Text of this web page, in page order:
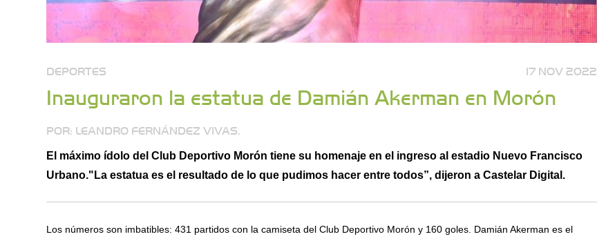
DEPORTES 17 NOV 2022
Inauguraron la estatua de Damián Akerman en Morón
POR: LEANDRO FERNÁNDEZ VIVAS.
El máximo ídolo del Club Deportivo Morón tiene su homenaje en el ingreso al estadio Nuevo Francisco
Urbano."La estatua es el resultado de lo que pudimos hacer entre todos”, dijeron a Castelar Digital.
Los números son imbatibles: 431 partidos con la camiseta del Club Deportivo Morón y 160 goles. Damián Akerman es el